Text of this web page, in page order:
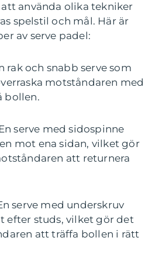
använda olika tekniker
spelstil och mål. Här är
av serve padel:
rak och snabb serve som
motståndaren med
bollen.
serve med sidospinne
mot ena sidan, vilket gör
att returnera
serve med underskruv
efter studs, vilket gör det
att träffa bollen i rätt